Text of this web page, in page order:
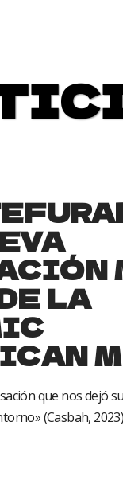
LA
que nos dejó
(Casbah,